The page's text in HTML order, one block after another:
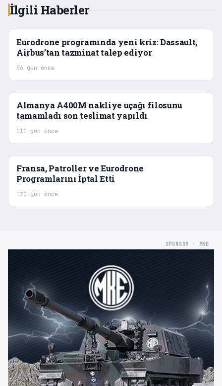
İlgili Haberler
Eurodrone programında yeni kriz: Dassault,
Airbus’tan tazminat talep ediyor
56 gün önce
Almanya A400M nakliye uçağı filosunu
tamamladı son teslimat yapıldı
111 gün önce
Fransa, Patroller ve Eurodrone
Programlarını İptal Etti
120 gün önce
SPONSOR · MKE